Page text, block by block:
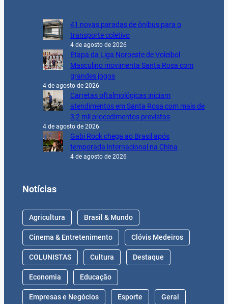
41 novas paradas de ônibus para o
transporte coletivo
4 de agosto de 2026
Etapa da Liga Noroeste de Voleibol
Masculino movimenta Santa Rosa com
grandes jogos
4 de agosto de 2026
Carretas oftalmológicas iniciam
atendimentos em Santa Rosa com mais de
3,2 mil procedimentos previstos
4 de agosto de 2026
Gabi Rock chega ao Brasil após
temporada internacional na China
4 de agosto de 2026
Notícias
Agricultura Brasil & Mundo
Cinema & Entretenimento Clóvis Medeiros
COLUNISTAS Cultura Destaque
Economia Educação
Empresas e Negócios Esporte Geral